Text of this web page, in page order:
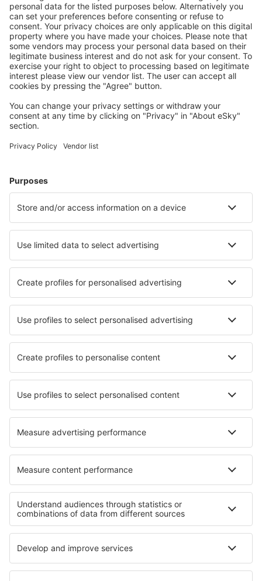
Stáhněte si naši aplikacia plánujte své cesty
pohodlně
Naplánujte si cestu
Letenky
Ubytování
Let+Hotel
Hotely
Transfery
Sportovní události
Přečtěte si více
Garance nejnižší ceny
Mobilní aplikace
Letecké společnosti
Ryanair
Wizz Air
easyJet
Lufthansa
KLM
O eSky
Všeobecné podmínky
Moje rezervace
Politika ochrany soukromí
Podpora a kontakt